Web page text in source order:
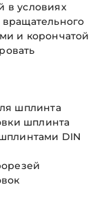
в условиях
и корончатой
шплинта
шплинта
DIN